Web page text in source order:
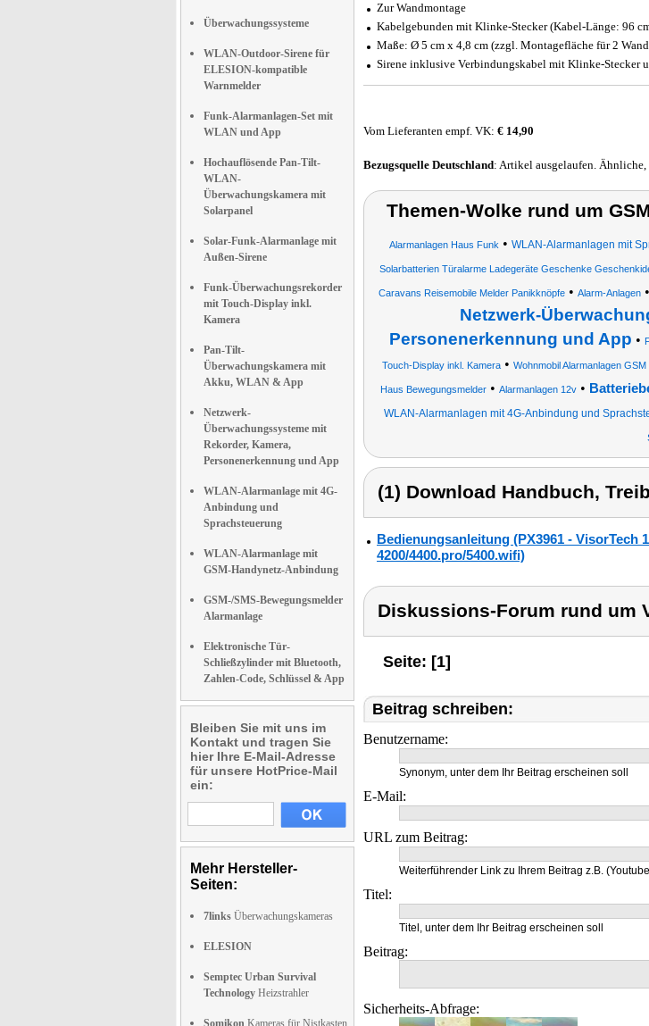
Überwachungssysteme
WLAN-Outdoor-Sirene für
ELESION-kompatible
Warnmelder
Funk-Alarmanlagen-Set mit
WLAN und App
Hochauflösende Pan-Tilt-
WLAN-
Überwachungskamera mit
Solarpanel
Solar-Funk-Alarmanlage mit
Außen-Sirene
Funk-Überwachungsrekorder
mit Touch-Display inkl.
Kamera
Pan-Tilt-
Überwachungskamera mit
Akku, WLAN & App
Netzwerk-
Überwachungssysteme mit
Rekorder, Kamera,
Personenerkennung und App
WLAN-Alarmanlage mit 4G-
Anbindung und
Sprachsteuerung
WLAN-Alarmanlage mit
GSM-Handynetz-Anbindung
GSM-/SMS-Bewegungsmelder
Alarmanlage
Elektronische Tür-
Schließzylinder mit Bluetooth,
Zahlen-Code, Schlüssel & App
Bleiben Sie mit uns im
Kontakt und tragen Sie
hier Ihre E-Mail-Adresse
für unsere HotPrice-Mail
ein:
Mehr Hersteller-
Seiten:
7links Überwachungskameras
ELESION
Semptec Urban Survival
Technology Heizstrahler
Somikon Kameras für Nistkasten
Zur Wandmontage
Kabelgebunden mit Klinke-Stecker (Kabel-Länge: 96
Maße: Ø 5 cm x 4,8 cm (zzgl. Montagefläche für 2
Sirene inklusive Verbindungskabel mit Klinke-Stecker
Vom Lieferanten empf. VK: € 14,90
Bezugsquelle Deutschland: Artikel ausgelaufen.
Themen-Wolke rund um
Alarmanlagen Haus Funk • WLAN-Alarmanlagen mit
Solarbatterien Türalarme Ladegeräte Geschenke
Caravans Reisemobile Melder Panikknöpfe• Alarm-Anlagen•
Netzwerk-
Personenerkennung und App •
Touch-Display inkl. Kamera• Wohnmobil Alarmanlagen GSM
Haus Bewegungsmelder• Alarmanlagen 12v•
WLAN-Alarmanlagen mit 4G-Anbindung und
(1) Download Handbuch,
Bedienungsanleitung (PX3961 - VisorTech
4200/4400.pro/5400.wifi)
Diskussions-Forum rund um
Seite: [1]
Beitrag schreiben:
Benutzername:
Synonym, unter dem Ihr Beitrag erscheinen soll
E-Mail:
URL zum Beitrag:
Weiterführender Link zu Ihrem Beitrag z.B.
Titel:
Titel, unter dem Ihr Beitrag erscheinen soll
Beitrag:
Sicherheits-Abfrage: